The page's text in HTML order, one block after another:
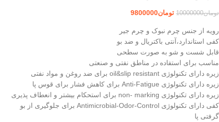
تومان10000000 تومان9800000
رویه از جنس چرم نبوک و چرم جیر
کفی استاندارد،آنتی باکتریال و ضد بو
قابل شست و شو به صورت سطحی
مناسب برای استفاده در مناطق نفتی و صنعتی
زیره دارای تکنولوژی oil&slip resistant برای ضد روغن و مواد نفتی
زیره دارای تکنولوژی Anti-Fatigue برای کاهش فشار برای قوس پا
زیره دارای تکنولوژی non- marking برای استحکام بیشتر و انعطاف پذیری
کفی دارای تکنولوژی Antimicrobial-Odor-Control برای جلوگیری از بو
گرفتی پا